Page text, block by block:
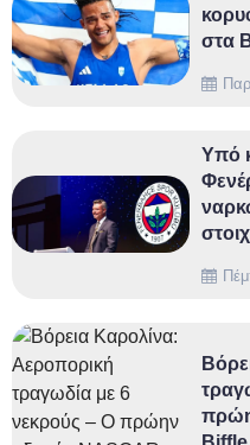
στα
Υπό